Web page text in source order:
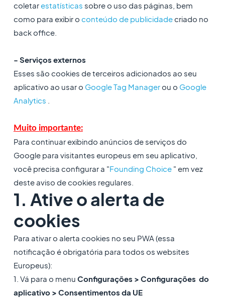
coletarestatísticas sobre o uso das páginas, bem
como para exibir o conteúdo de publicidadecriado no
back office.
- Serviços externos
Esses são cookies de terceiros adicionados ao seu
aplicativo ao usar o Google Tag Managerou o Google
Analytics
Muito importante:
Para continuar exibindo anúncios de serviços do
Google para visitantes europeus em seu aplicativo,
você precisa configurar a "Founding Choice" em vez
deste aviso de cookies regulares.
1. Ative o alerta de
cookies
Para ativar o alerta cookies no seu PWA (essa
notificação é obrigatória para todos os websites
Europeus):
1. Vá para o menu Configurações > Configurações do
aplicativo > Consentimentos da UE